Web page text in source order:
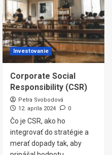
Investovanie
Corporate Social
Responsibility (CSR)
Petra Svobodová
12. apríla 2024
0
Čo je CSR, ako ho
integrovať do stratégie a
merať dopady tak, aby